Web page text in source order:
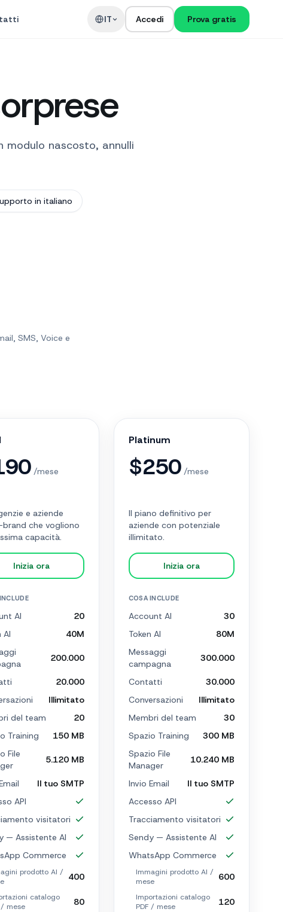
IT Accedi Prova gratis
modulo nascosto, annulli
in italiano
SMS, Voice e
/mese
e aziende
che vogliono
capacità.
Inizia ora
AI
20
AI
40M
200.000
20.000
Illimitato
del team
20
Training
150 MB
File
5.120 MB
Il tuo SMTP
API
visitatori
— Assistente AI
Commerce
prodotto AI /
400
catalogo
/ mese
80
Platinum
$250 /mese
Il piano definitivo per
aziende con potenziale
illimitato.
Inizia ora
COSA INCLUDE
Account AI
30
Token AI
80M
Messaggi
campagna
300.000
Contatti
30.000
Conversazioni
Illimitato
Membri del team
30
Spazio Training
300 MB
Spazio File
Manager
10.240 MB
Invio Email
Il tuo SMTP
Accesso API
Tracciamento visitatori
Sendy — Assistente AI
WhatsApp Commerce
Immagini prodotto AI /
mese
600
Importazioni catalogo
PDF / mese
120